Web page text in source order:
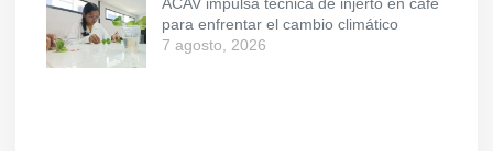
para enfrentar el cambio climático
7 agosto, 2026